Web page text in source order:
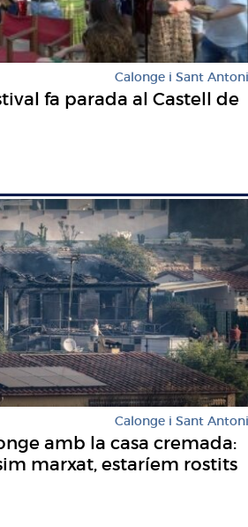
Calonge i Sant Antoni
fa parada al Castell de
Calonge i Sant Antoni
amb la casa cremada:
marxat, estaríem rostits